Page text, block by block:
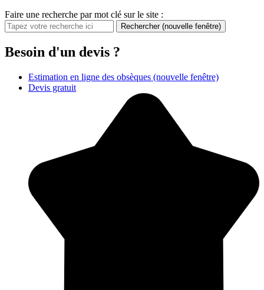
Faire une recherche par mot clé sur le site :
Rechercher (nouvelle fenêtre)
Besoin d'un devis ?
Estimation en ligne des obsèques (nouvelle fenêtre)
Devis gratuit